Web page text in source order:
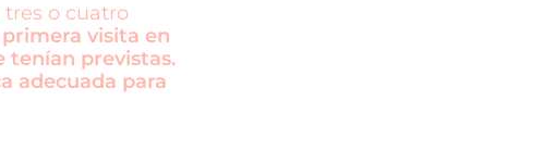
o cuatro
visita en
tenían previstas.
adecuada para